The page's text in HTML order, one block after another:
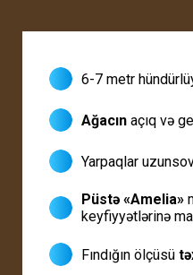
6-7 metr
Ağacın açıq və
Yarpaqlar
Püstə «Amelia»
keyfiyyətlərinə
Fındığın ölçüsü